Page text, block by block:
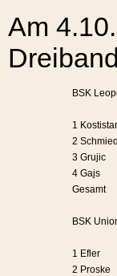
Am
BSK
1
2 Schmied
3 Grujic
4 Gajs
Gesamt
BSK
1 Efler
2 Proske